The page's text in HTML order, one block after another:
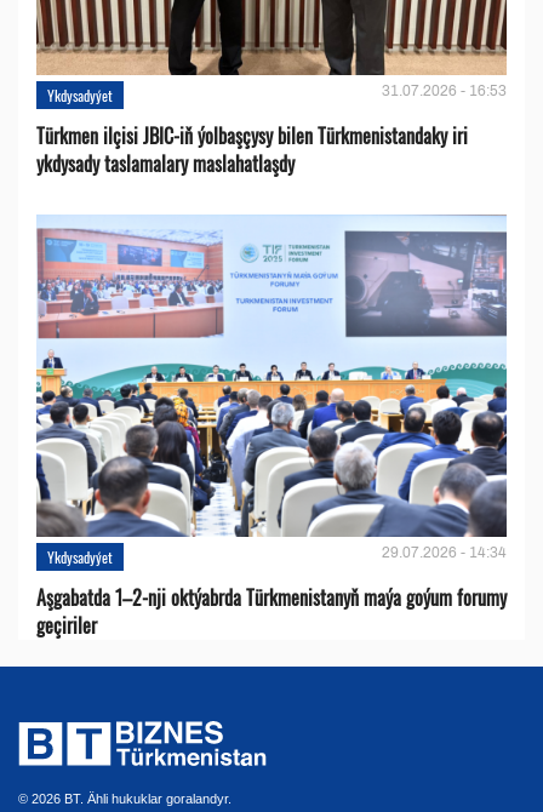
Ykdysadyýet 31.07.2026 - 16:53
Türkmen ilçisi JBIC-iň ýolbaşçysy bilen Türkmenistandaky iri
ykdysady taslamalary maslahatlaşdy
Ykdysadyýet 29.07.2026 - 14:34
Aşgabatda 1–2-nji oktýabrda Türkmenistanyň maýa goýum forumy
geçiriler
© 2026 BT. Ähli hukuklar goralandyr.